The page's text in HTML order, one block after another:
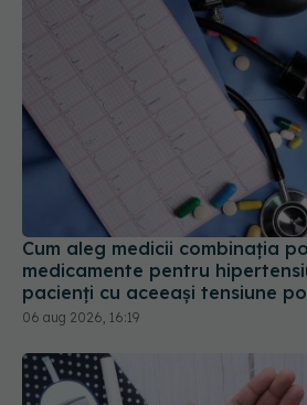
Cum aleg medicii combinația
medicamente pentru
pacienți cu aceeași tensiune
tratamente diferite
06 aug 2026, 16:19